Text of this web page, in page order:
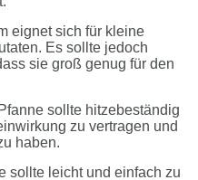
eignet sich für kleine
Es sollte jedoch
sie groß genug für den
sollte hitzebeständig
zu vertragen und
haben.
sollte leicht und einfach zu